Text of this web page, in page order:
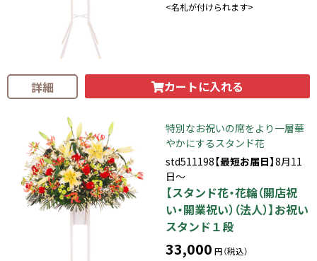
<名札が付けられます>
詳細 カートに入れる
特別なお祝いの席をより一層華
やかにするスタンド花
std511198【最短お届日】8月11
日～
【スタンド花・花輪（開店祝
い・開業祝い）（法人）】お祝い
スタンド１段
33,000 円（税込）